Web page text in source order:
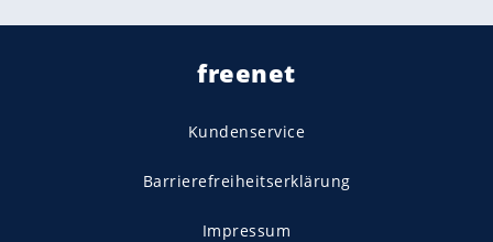
freenet
Kundenservice
Barrierefreiheitserklärung
Impressum